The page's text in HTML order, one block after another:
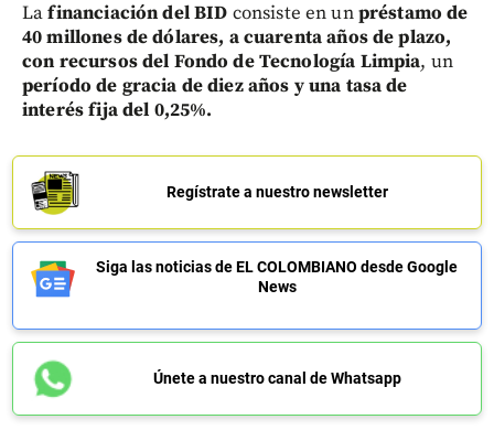
Lafinanciación del BID consiste en unpréstamo de
40 millones de dólares, a cuarenta años de plazo,
con recursos del Fondo de Tecnología Limpia, un
período de gracia de diez años y una tasa de
interés fija del 0,25%.
Regístrate a nuestro newsletter
Siga las noticias de EL COLOMBIANO desde Google
News
Únete a nuestro canal de Whatsapp